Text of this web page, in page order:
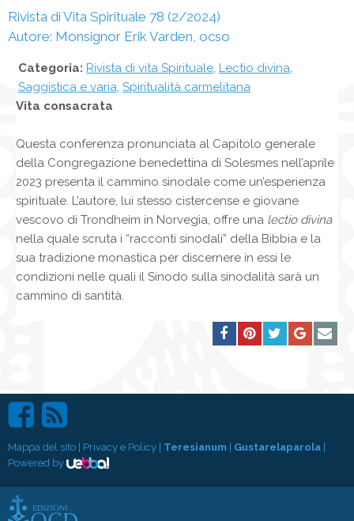
Rivista di Vita Spirituale 78 (2/2024)
Autore: Monsignor Erik Varden, ocso
Categoria: Rivista di vita Spirituale Lectio divina
Saggistica e varia Spiritualità carmelitana
Vita consacrata
Questa conferenza pronunciata al Capitolo generale
della Congregazione benedettina di Solesmes nell’aprile
2023 presenta il cammino sinodale come un’esperienza
spirituale. L’autore, lui stesso cistercense e giovane
vescovo di Trondheim in Norvegia, offre una lectio divina
nella quale scruta i “racconti sinodali” della Bibbia e la
sua tradizione monastica per discernere in essi le
condizioni nelle quali il Sinodo sulla sinodalità sarà un
cammino di santità.
Mappa del sito | Privacy e Policy | Teresianum | Gustarelaparola |
Powered by